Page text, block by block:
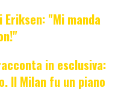
Eriksen: "Mi manda
in esclusiva:
Il Milan fu un piano